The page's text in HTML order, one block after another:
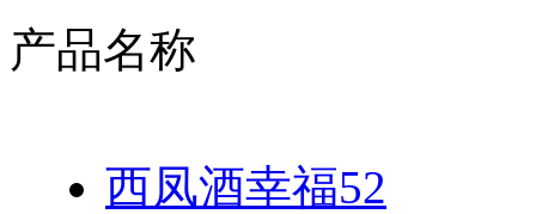
产品名称
西凤酒幸福52